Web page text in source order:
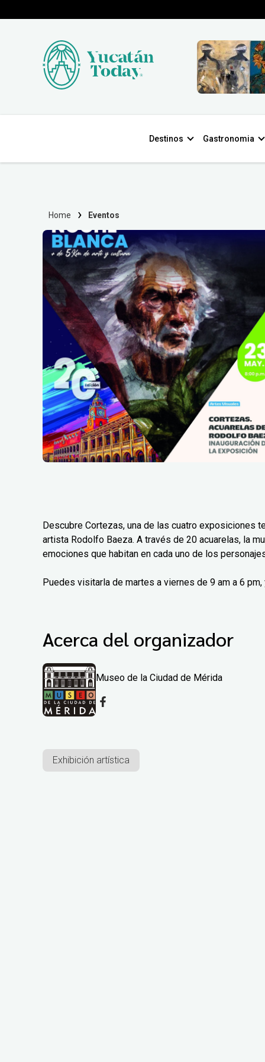
Destinos Gastronomia
Home Eventos
Descubre Cortezas, una de las cuatro exposiciones
artista Rodolfo Baeza. A través de 20 acuarelas, la
emociones que habitan en cada uno de los
Puedes visitarla de martes a viernes de 9 am a 6
Acerca del organizador
Museo de la Ciudad de Mérida
Exhibición artística